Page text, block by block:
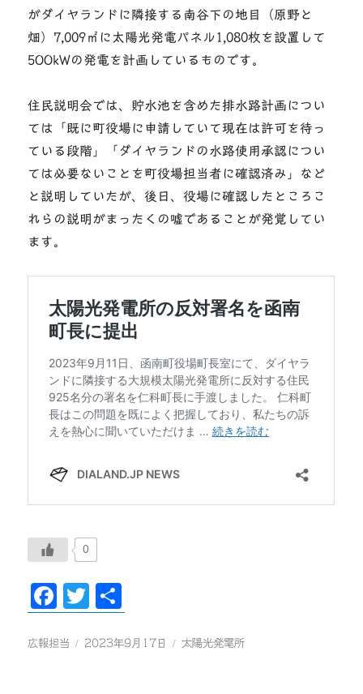
がダイヤランドに隣接する南谷下の地目（原野と
畑）7,009㎡に太陽光発電パネル1,080枚を設置して
5OOkWの発電を計画しているものです。
住民説明会では、貯水池を含めた排水路計画につい
ては「既に町役場に申請していて現在は許可を待っ
ている段階」「ダイヤランドの水路使用承認につい
ては必要ないことを町役場担当者に確認済み」など
と説明していたが、後日、役場に確認したところこ
れらの説明がまったくの嘘であることが発覚してい
ます。
0
F
ac
eb
T
wi
tt
有
投
広報担当
投
2023年9月17日
カ
太陽光発電所